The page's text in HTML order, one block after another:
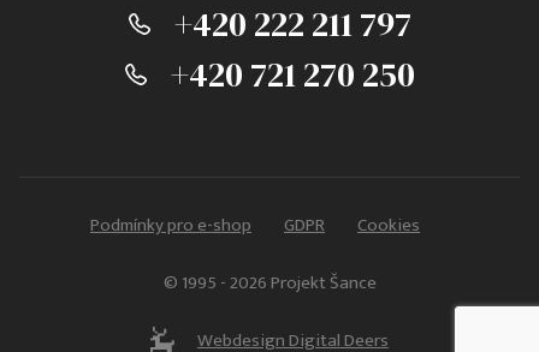
+420 222 211 797
+420 721 270 250
Podmínky pro e-shop GDPR
Cookies
© 1995 - 2026 Projekt Šance
Webdesign Digital Deers